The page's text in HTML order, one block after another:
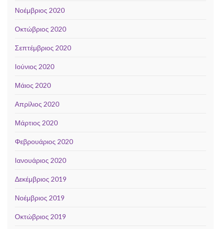
Νοέμβριος 2020
Οκτώβριος 2020
Σεπτέμβριος 2020
Ιούνιος 2020
Μάιος 2020
Απρίλιος 2020
Μάρτιος 2020
Φεβρουάριος 2020
Ιανουάριος 2020
Δεκέμβριος 2019
Νοέμβριος 2019
Οκτώβριος 2019